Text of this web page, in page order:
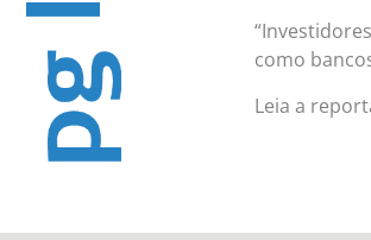
como
Leia a